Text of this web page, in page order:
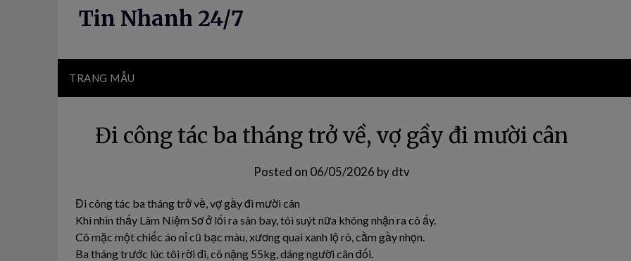
Tin Nhanh 24/7
TRANG MẪU
Đi công tác ba tháng trở về, vợ gầy đi mười cân
Posted on 06/05/2026 bydtv
Đi công tác ba tháng trở về, vợ gầy đi mười cân
Khi nhìn thấy Lâm Niệm Sơ ở lối ra sân bay, tôi suýt nữa không nhận ra cô ấy.
Cô mặc một chiếc áo nỉ cũ bạc màu, xương quai xanh lộ rõ, cằm gầy nhọn.
Ba tháng trước lúc tôi rời đi, cô nặng 55kg, dáng người cân đối.